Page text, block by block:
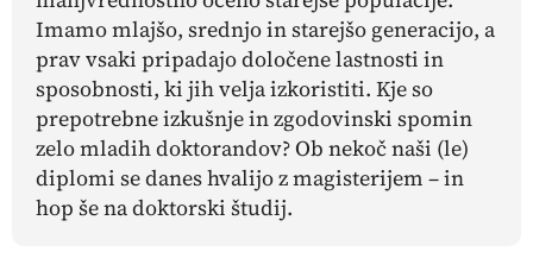
Imamo mlajšo, srednjo in starejšo generacijo, a
prav vsaki pripadajo določene lastnosti in
sposobnosti, ki jih velja izkoristiti. Kje so
prepotrebne izkušnje in zgodovinski spomin
zelo mladih doktorandov? Ob nekoč naši (le)
diplomi se danes hvalijo z magisterijem – in
hop še na doktorski študij.